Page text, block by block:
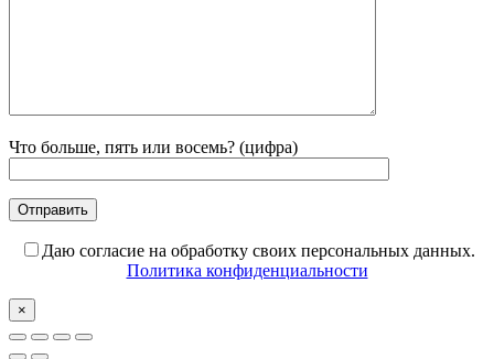
Что больше, пять или восемь? (цифра)
Даю согласие на обработку своих персональных данных.
Политика конфиденциальности
×